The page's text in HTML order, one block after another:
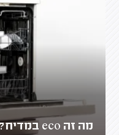
מה זה eco במדיח?